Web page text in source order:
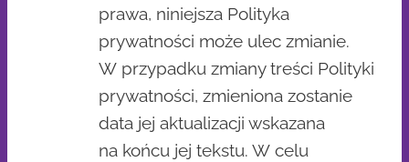
prawa, niniejsza Polityka
prywatności może ulec zmianie.
W przypadku zmiany treści Polityki
prywatności, zmieniona zostanie
data jej aktualizacji wskazana
na końcu jej tekstu. W celu